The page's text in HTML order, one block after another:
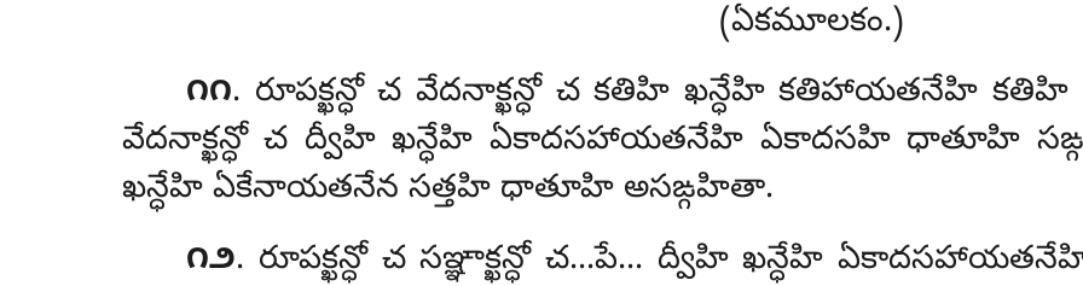
(ఏకమూలకం.)
౧౧. రూపక్ఖన్ధో చ వేదనాక్ఖన్ధో చ కతిహి ఖన్ధేహి కతిహాయతనేహి కతిహి
వేదనాక్ఖన్ధో చ ద్వీహి ఖన్ధేహి ఏకాదసహాయతనేహి ఏకాదసహి ధాతూహి
ఖన్ధేహి ఏకేనాయతనేన సత్తహి ధాతూహి అసఙ్గహితా.
౧౨. రూపక్ఖన్ధో చ సఞ్ఞాక్ఖన్ధో చ…పే… ద్వీహి ఖన్ధేహి